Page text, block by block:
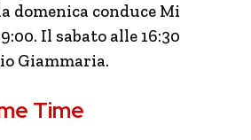
domenica conduce Mi
Il sabato alle 16:30
Giammaria.
Time